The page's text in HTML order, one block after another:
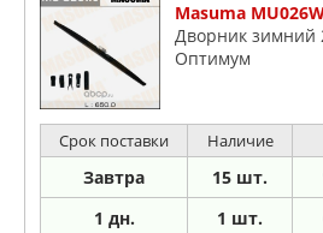
Masuma
Дворник зимний
Оптимум
Срок поставки Наличие
Завтра 15 шт.
1 дн. 1 шт.